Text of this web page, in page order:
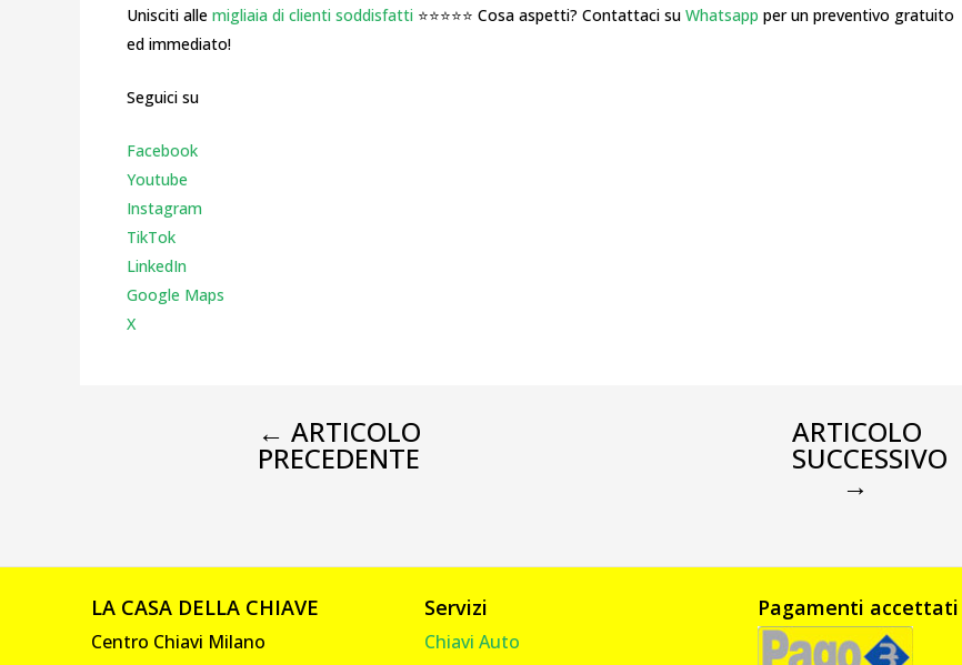
Unisciti alle migliaia di clienti soddisfatti ⭐⭐⭐⭐⭐ Cosa aspetti? Contattaci su Whatsapp per un preventivo gratuito
ed immediato!
Seguici su
Facebook
Youtube
Instagram
TikTok
LinkedIn
Google Maps
X
← ARTICOLO
PRECEDENTE
ARTICOLO
SUCCESSIVO
→
LA CASA DELLA CHIAVE
Centro Chiavi Milano
Servizi
Chiavi Auto
Pagamenti accettati